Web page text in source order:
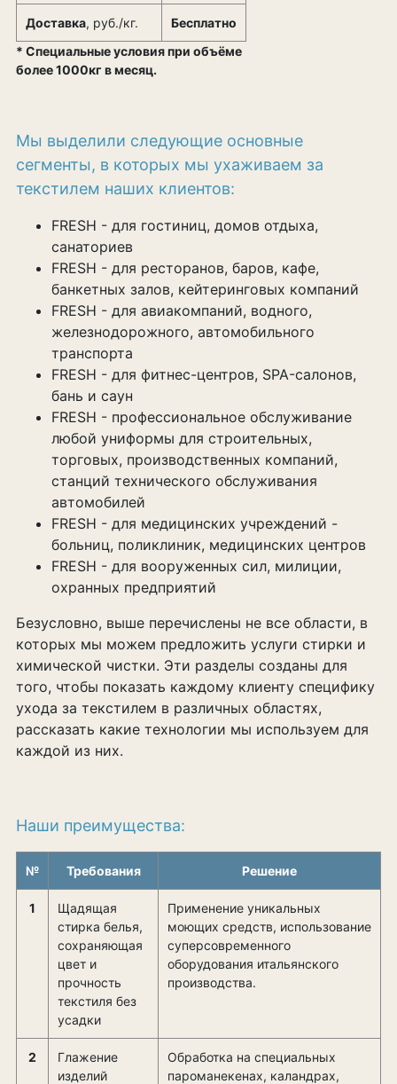
Доставка, руб./кг.
Бесплатно
* Специальные условия при объёме
более 1000кг в месяц.
Мы выделили следующие основные
сегменты, в которых мы ухаживаем за
текстилем наших клиентов:
FRESH - для гостиниц, домов отдыха,
санаториев
FRESH - для ресторанов, баров, кафе,
банкетных залов, кейтеринговых компаний
FRESH - для авиакомпаний, водного,
железнодорожного, автомобильного
транспорта
FRESH - для фитнес-центров, SPA-салонов,
бань и саун
FRESH - профессиональное обслуживание
любой униформы для строительных,
торговых, производственных компаний,
станций технического обслуживания
автомобилей
FRESH - для медицинских учреждений -
больниц, поликлиник, медицинских центров
FRESH - для вооруженных сил, милиции,
охранных предприятий
Безусловно, выше перечислены не все области, в
которых мы можем предложить услуги стирки и
химической чистки. Эти разделы созданы для
того, чтобы показать каждому клиенту специфику
ухода за текстилем в различных областях,
рассказать какие технологии мы используем для
каждой из них.
Наши преимущества:
№ Требования Решение
1
Щадящая
стирка белья,
сохраняющая
цвет и
прочность
текстиля без
усадки
Применение уникальных
моющих средств, использование
суперсовременного
оборудования итальянского
производства.
2
Глажение
изделий
Обработка на специальных
пароманекенах, каландрах,